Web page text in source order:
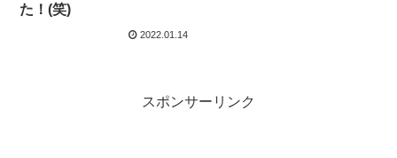
た！(笑)
2022.01.14
スポンサーリンク